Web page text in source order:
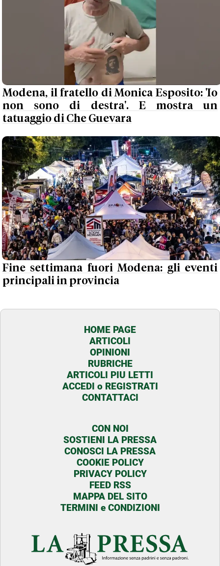
Modena, il fratello di Monica Esposito: 'Io
non sono di destra'. E mostra un
tatuaggio di Che Guevara
Fine settimana fuori Modena: gli eventi
principali in provincia
HOME PAGE
ARTICOLI
OPINIONI
RUBRICHE
ARTICOLI PIU LETTI
ACCEDI o REGISTRATI
CONTATTACI
CON NOI
SOSTIENI LA PRESSA
CONOSCI LA PRESSA
COOKIE POLICY
PRIVACY POLICY
FEED RSS
MAPPA DEL SITO
TERMINI e CONDIZIONI